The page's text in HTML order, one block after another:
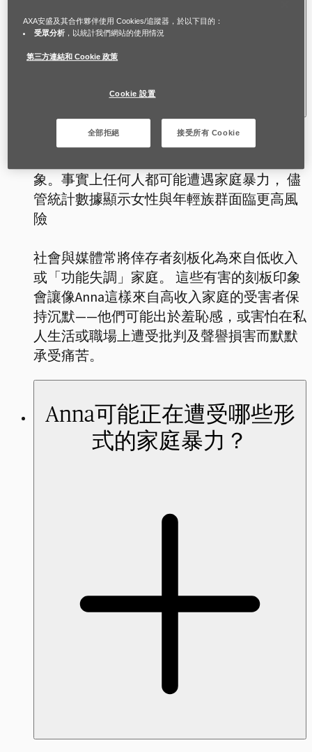
家暴受害倖存者並無「典型」形象，社會上
象。事實上任何人都可能遭遇家庭暴力， 儘
管統計數據顯示女性與年輕族群面臨更高風
險
社會與媒體常將倖存者刻板化為來自低收入
或「功能失調」家庭。 這些有害的刻板印象
會讓像Anna這樣來自高收入家庭的受害者保
持沉默——他們可能出於羞恥感，或害怕在私
人生活或職場上遭受批判及聲譽損害而默默
承受痛苦。
Anna可能正在遭受哪些形
式的家庭暴力？
AXA安盛及其合作夥伴使用 Cookies/追蹤器，於以下目的：
受眾分析，以統計我們網站的使用情況
第三方連結和 Cookie 政策
Cookie 設置
全部拒絕 接受所有 Cookie